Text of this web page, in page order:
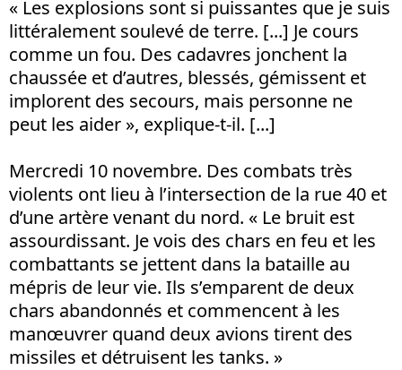
« Les explosions sont si puissantes que je suis
littéralement soulevé de terre. [...] Je cours
comme un fou. Des cadavres jonchent la
chaussée et d’autres, blessés, gémissent et
implorent des secours, mais personne ne
peut les aider », explique-t-il. [...]
Mercredi 10 novembre. Des combats très
violents ont lieu à l’intersection de la rue 40 et
d’une artère venant du nord. « Le bruit est
assourdissant. Je vois des chars en feu et les
combattants se jettent dans la bataille au
mépris de leur vie. Ils s’emparent de deux
chars abandonnés et commencent à les
manœuvrer quand deux avions tirent des
missiles et détruisent les tanks. »